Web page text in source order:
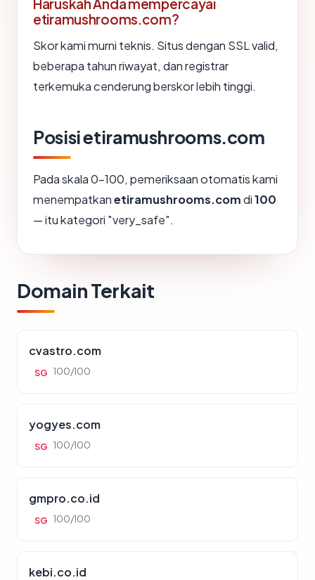
Haruskah Anda mempercayai
etiramushrooms.com?
Skor kami murni teknis. Situs dengan SSL valid,
beberapa tahun riwayat, dan registrar
terkemuka cenderung berskor lebih tinggi.
Posisi etiramushrooms.com
Pada skala 0-100, pemeriksaan otomatis kami
menempatkanetiramushrooms.comdi100
— itu kategori "very_safe".
Domain Terkait
cvastro.com
SG 100/100
yogyes.com
SG 100/100
gmpro.co.id
SG 100/100
kebi.co.id